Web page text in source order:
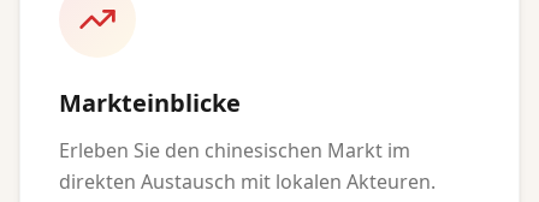
Markteinblicke
Erleben Sie den chinesischen Markt im
direkten Austausch mit lokalen Akteuren.